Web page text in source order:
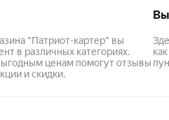
"Патриот-картер" вы
в различных категориях.
ценам помогут отзывы
и скидки.